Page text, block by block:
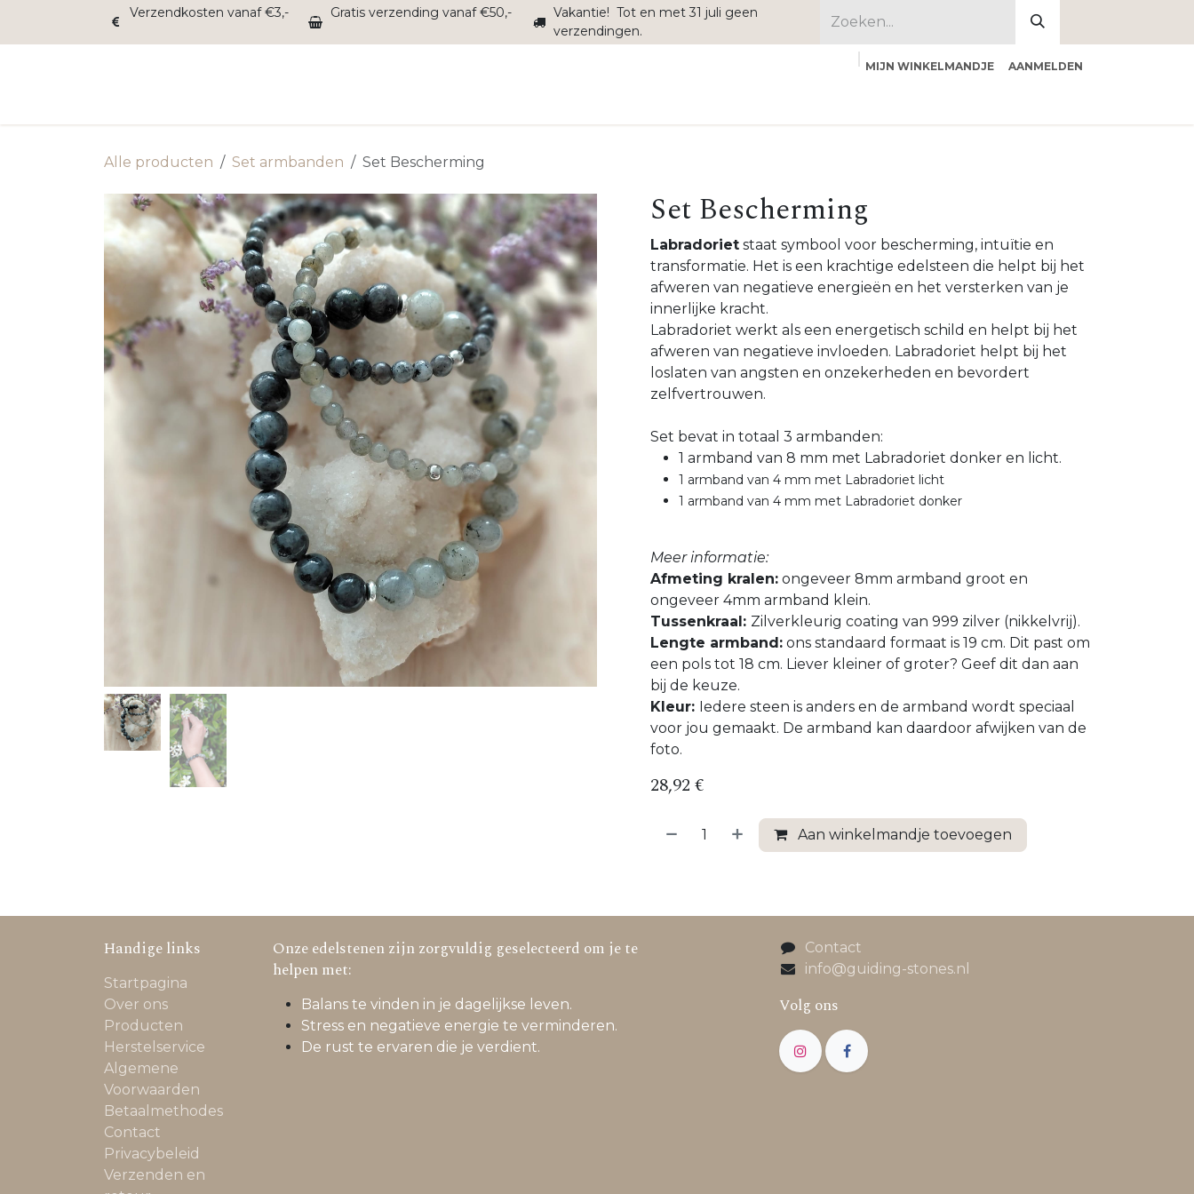
Overslaan naar inhoudVerzendkosten vanaf €3,- Gratis verzending vanaf €50,-
Vakantie! Tot en met 31 juli geen
verzendingen.
MIJN WINKELMANDJE AANMELDEN
Alle producten Set armbanden Set Bescherming
Set Bescherming
Labradoriet staat symbool voor bescherming, intuïtie en
transformatie. Het is een krachtige edelsteen die helpt bij het
afweren van negatieve energieën en het versterken van je
innerlijke kracht.
Labradoriet werkt als een energetisch schild en helpt bij het
afweren van negatieve invloeden. Labradoriet helpt bij het
loslaten van angsten en onzekerheden en bevordert
zelfvertrouwen.
Set bevat in totaal 3 armbanden:
1 armband van 8 mm met Labradoriet donker en licht.
1 armband van 4 mm met Labradoriet licht
1 armband van 4 mm met Labradoriet donker
Meer informatie:
Afmeting kralen: ongeveer 8mm armband groot en
ongeveer 4mm armband klein.
Tussenkraal: Zilverkleurig coating van 999 zilver (nikkelvrij).
Lengte armband: ons standaard formaat is 19 cm. Dit past om
een pols tot 18 cm. Liever kleiner of groter? Geef dit dan aan
bij de keuze.
Kleur: Iedere steen is anders en de armband wordt speciaal
voor jou gemaakt. De armband kan daardoor afwijken van de
foto.
28,92 €
Aan winkelmandje toevoegen
Handige links
Startpagina
Over ons
Producten
Herstelservice
Algemene
Voorwaarden
Betaalmethodes
Contact
Privacybeleid
Verzenden en
Onze edelstenen zijn zorgvuldig geselecteerd om je te
helpen met:
Balans te vinden in je dagelijkse leven.
Stress en negatieve energie te verminderen.
De rust te ervaren die je verdient.
Contact
info@guiding-stones.nl
Volg ons